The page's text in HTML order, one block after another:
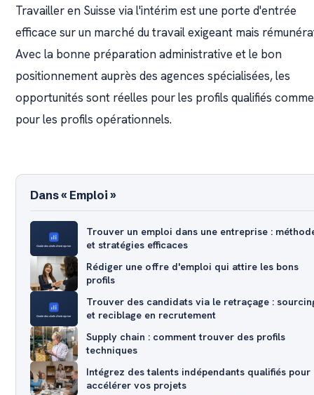
Travailler en Suisse via l'intérim est une porte d'entrée
efficace sur un marché du travail exigeant mais
Avec la bonne préparation administrative et le bon
positionnement auprès des agences spécialisées, les
opportunités sont réelles pour les profils qualifiés comme
pour les profils opérationnels.
Dans « Emploi »
Trouver un emploi dans une entreprise :
et stratégies efficaces
Rédiger une offre d'emploi qui attire les bons
profils
Trouver des candidats via le retraçage :
et reciblage en recrutement
Supply chain : comment trouver des profils
techniques
Intégrez des talents indépendants qualifiés pour
accélérer vos projets